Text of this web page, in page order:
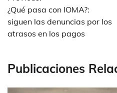
de
entradas
¿Qué pasa con IOMA?:
siguen las denuncias por los
atrasos en los pagos
Publicaciones